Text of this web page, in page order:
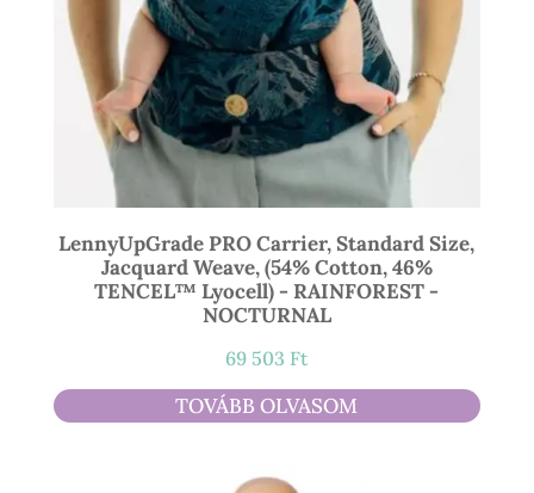
LennyUpGrade PRO Carrier, Standard Size,
Jacquard Weave, (54% Cotton, 46%
TENCEL™ Lyocell) - RAINFOREST -
NOCTURNAL
69 503 Ft
TOVÁBB OLVASOM